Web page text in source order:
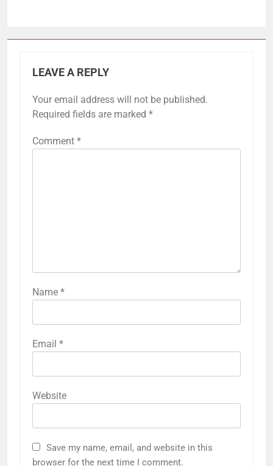
LEAVE A REPLY
Your email address will not be published.
Required fields are marked *
Comment *
Name *
Email *
Website
Save my name, email, and website in this
browser for the next time I comment.
राम की नगरी अयोध्या में आने वाले भक्तों
का स्वागत करेगा लक्ष्मण द्वार